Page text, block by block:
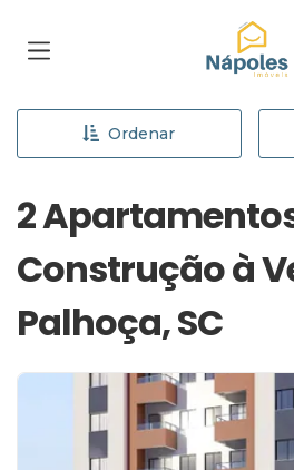
Página
Ordenar
2
Construção à
Palhoça, SC